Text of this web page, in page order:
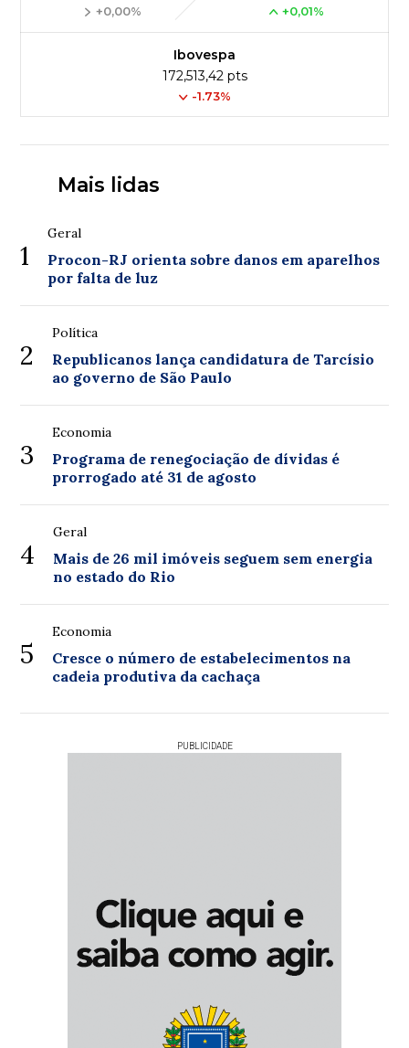
+0,00% +0,01%
Ibovespa
172,513,42 pts
-1.73%
Mais lidas
1
Geral
Procon-RJ orienta sobre danos em aparelhos
por falta de luz
2
Política
Republicanos lança candidatura de Tarcísio
ao governo de São Paulo
3
Economia
Programa de renegociação de dívidas é
prorrogado até 31 de agosto
4
Geral
Mais de 26 mil imóveis seguem sem energia
no estado do Rio
5
Economia
Cresce o número de estabelecimentos na
cadeia produtiva da cachaça
PUBLICIDADE